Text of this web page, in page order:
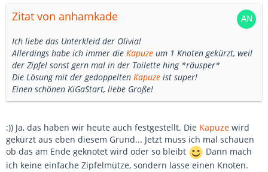
Zitat von anhamkade
Ich liebe das Unterkleid der Olivia!
Allerdings habe ich immer die Kapuze um 1 Knoten gekürzt, weil
der Zipfel sonst gern mal in der Toilette hing *räusper*
Die Lösung mit der gedoppelten Kapuze ist super!
Einen schönen KiGaStart, liebe Große!
:)) Ja, das haben wir heute auch festgestellt. Die Kapuze wird
gekürzt aus eben diesem Grund... Jetzt muss ich mal schauen
ob das am Ende geknotet wird oder so bleibt
Dann mach
ich keine einfache Zipfelmütze, sondern lasse einen Knoten.